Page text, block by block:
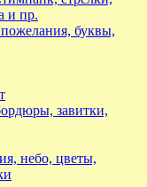
и пр.
буквы,
завитки,
небо, цветы,